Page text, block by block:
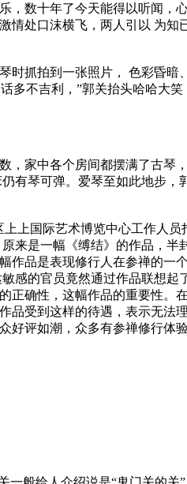
，数十年了今天能得以听闻
处口沫横飞，两人引以 为知
时抓拍到一张照片， 色彩昏
多不吉利，”郭关抬头哈哈
，家中各个房间都摆满了古
有琴可弹。爱琴至如此地步，
上国际艺术博览中心工作人
来是一幅《缚结》的作品，
作品是表现修行人在参禅的
感的官员竟然通过作品联想
正确性，这幅作品的重要性
品受到这样的待遇，表示无
好评如潮，众多有参禅修行